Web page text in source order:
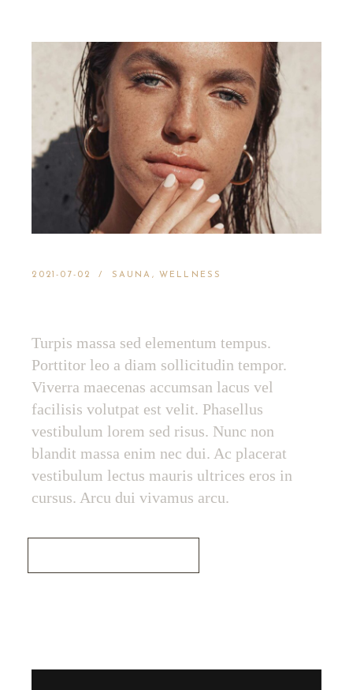
2021-07-02 SAUNA WELLNESS
Turpis massa sed elementum tempus.
Porttitor leo a diam sollicitudin tempor.
Viverra maecenas accumsan lacus vel
facilisis volutpat est velit. Phasellus
vestibulum lorem sed risus. Nunc non
blandit massa enim nec dui. Ac placerat
vestibulum lectus mauris ultrices eros in
cursus. Arcu dui vivamus arcu.